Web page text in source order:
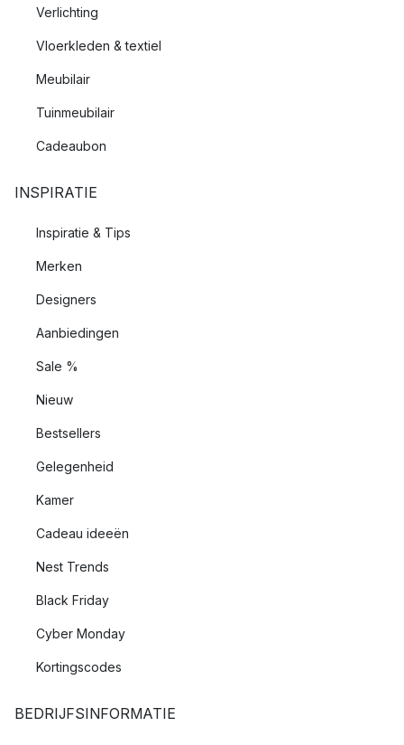
Verlichting
Vloerkleden & textiel
Meubilair
Tuinmeubilair
Cadeaubon
INSPIRATIE
Inspiratie & Tips
Merken
Designers
Aanbiedingen
Sale %
Nieuw
Bestsellers
Gelegenheid
Kamer
Cadeau ideeën
Nest Trends
Black Friday
Cyber Monday
Kortingscodes
BEDRIJFSINFORMATIE